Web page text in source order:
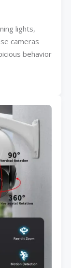
lights,
cameras
behavior